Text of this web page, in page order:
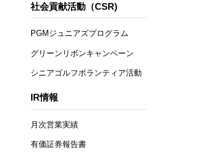
社会貢献活動（CSR)
PGMジュニアズプログラム
グリーンリボンキャンペーン
シニアゴルフボランティア活動
IR情報
月次営業実績
有価証券報告書